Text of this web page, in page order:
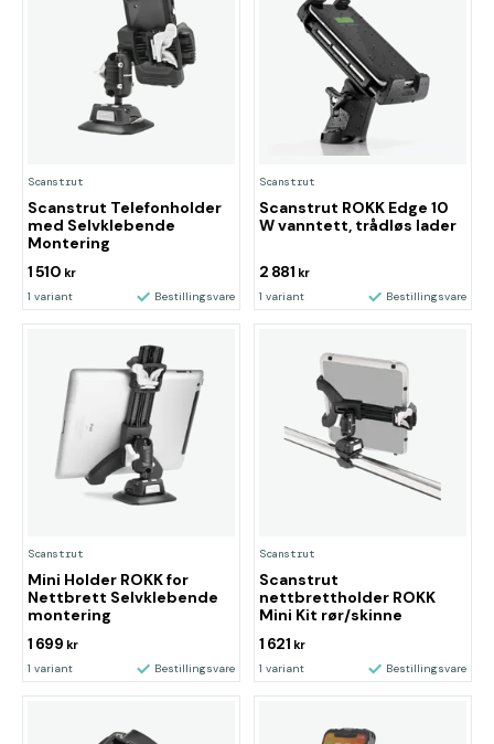
Scanstrut
Scanstrut Telefonholder
med Selvklebende
Montering
1 510 kr
1 variant Bestillingsvare
Scanstrut
Scanstrut ROKK Edge 10
W vanntett, trådløs lader
2 881 kr
1 variant Bestillingsvare
Scanstrut
Mini Holder ROKK for
Nettbrett Selvklebende
montering
1 699 kr
1 variant Bestillingsvare
Scanstrut
Scanstrut
nettbrettholder ROKK
Mini Kit rør/skinne
1 621 kr
1 variant Bestillingsvare